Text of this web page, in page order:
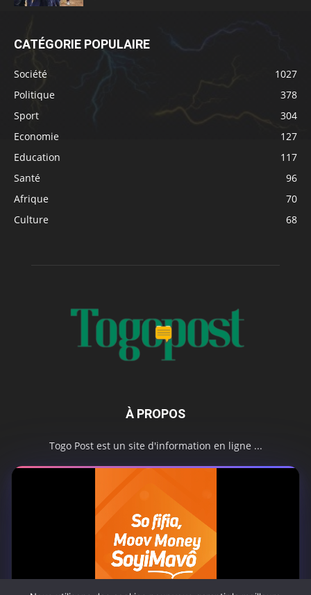
CATÉGORIE POPULAIRE
Société
1027
Politique
378
Sport
304
Economie
127
Education
117
Santé
96
Afrique
70
Culture
68
À PROPOS
Togo Post est un site d'information en ligne ...
Contactez-nous: contact@togopost.tg
SUIVEZ NOUS